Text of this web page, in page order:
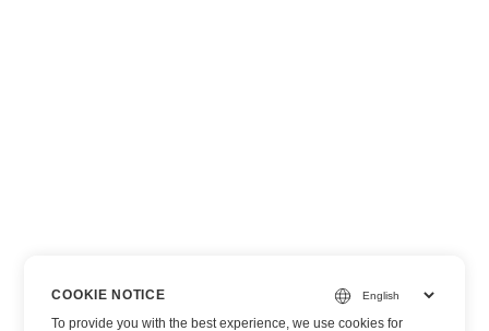
COOKIE NOTICE
To provide you with the best experience, we use cookies for